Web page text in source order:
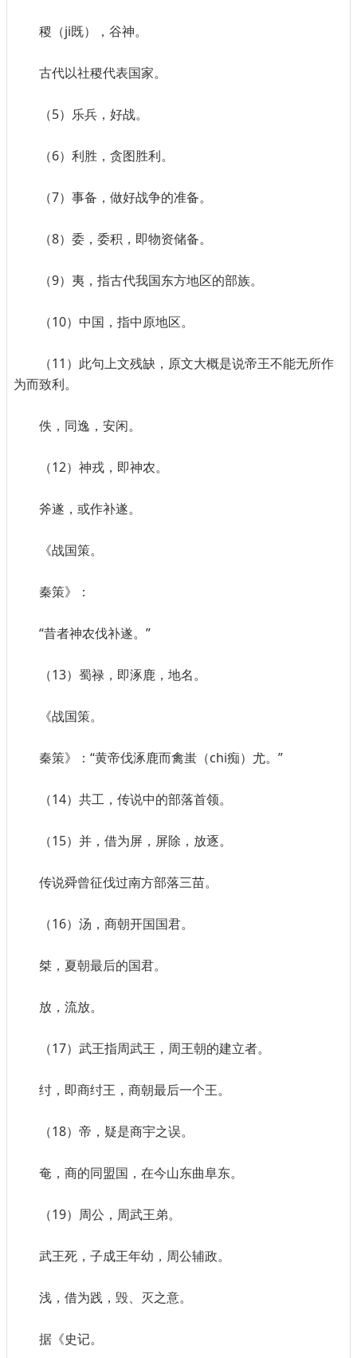
稷（ji既），谷神。
古代以社稷代表国家。
（5）乐兵，好战。
（6）利胜，贪图胜利。
（7）事备，做好战争的准备。
（8）委，委积，即物资储备。
（9）夷，指古代我国东方地区的部族。
（10）中国，指中原地区。
（11）此句上文残缺，原文大概是说帝王不能无所作
为而致利。
佚，同逸，安闲。
（12）神戎，即神农。
斧遂，或作补遂。
《战国策。
秦策》：
“昔者神农伐补遂。”
（13）蜀禄，即涿鹿，地名。
《战国策。
秦策》：“黄帝伐涿鹿而禽蚩（chi痴）尤。”
（14）共工，传说中的部落首领。
（15）并，借为屏，屏除，放逐。
传说舜曾征伐过南方部落三苗。
（16）汤，商朝开国国君。
桀，夏朝最后的国君。
放，流放。
（17）武王指周武王，周王朝的建立者。
纣，即商纣王，商朝最后一个王。
（18）帝，疑是商宇之误。
奄，商的同盟国，在今山东曲阜东。
（19）周公，周武王弟。
武王死，子成王年幼，周公辅政。
浅，借为践，毁、灭之意。
据《史记。